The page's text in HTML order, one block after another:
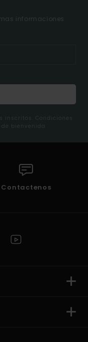
informaciones
inscritos. Condiciones
bienvenida
Contactenos